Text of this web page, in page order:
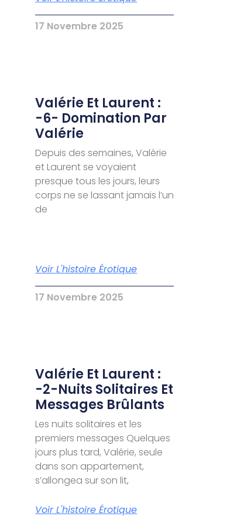
17 Novembre 2025
Valérie Et Laurent :
-6- Domination Par
Valérie
Depuis des semaines, Valérie
et Laurent se voyaient
presque tous les jours, leurs
corps ne se lassant jamais l’un
de
Voir L'histoire Érotique
17 Novembre 2025
Valérie Et Laurent :
-2-Nuits Solitaires Et
Messages Brûlants
Les nuits solitaires et les
premiers messages Quelques
jours plus tard, Valérie, seule
dans son appartement,
s’allongea sur son lit,
Voir L'histoire Érotique